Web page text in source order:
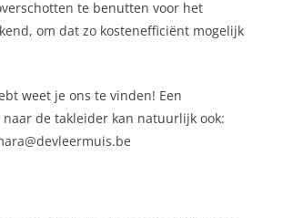
te benutten voor het
om dat zo kostenefficiënt mogelijk
weet je ons te vinden! Een
de takleider kan natuurlijk ook: